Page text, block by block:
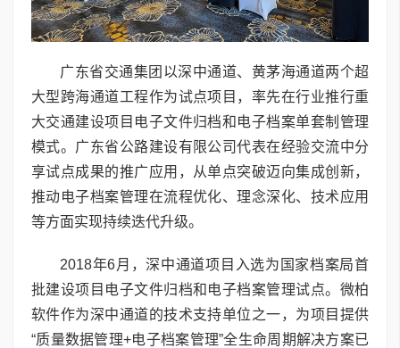
广东省交通集团以深中通道、黄茅海通道两个超
大型跨海通道工程作为试点项目，率先在行业推行重
大交通建设项目电子文件归档和电子档案单套制管理
模式。广东省公路建设有限公司代表在经验交流中分
享试点成果的推广应用，从单点突破迈向集成创新，
推动电子档案管理在流程优化、理念深化、技术应用
等方面实现持续迭代升级。
2018年6月，深中通道项目入选为国家档案局首
批建设项目电子文件归档和电子档案管理试点。微柏
软件作为深中通道的技术支持单位之一，为项目提供
“质量数据管理+电子档案管理”全生命周期解决方案已